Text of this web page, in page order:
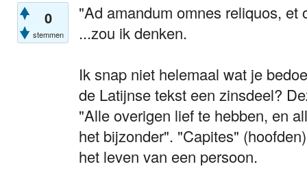
0
stemmen
"Ad amandum omnes reliquos, et
...zou ik denken.
Ik snap niet helemaal wat je
de Latijnse tekst een zinsdeel?
"Alle overigen lief te hebben, en
het bijzonder". "Capites"
het leven van een persoon.